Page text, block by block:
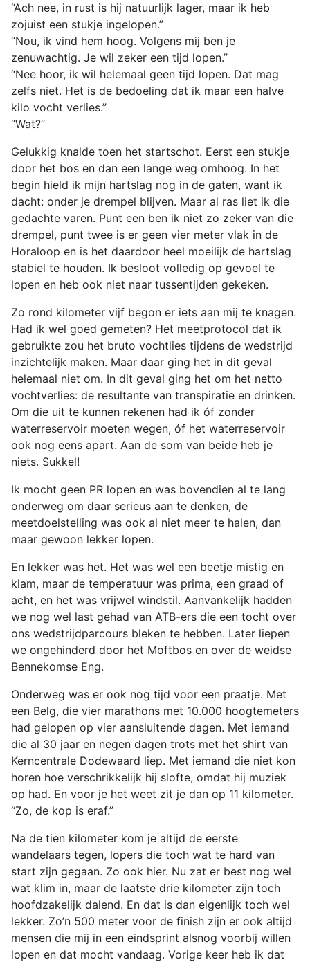
“Ach nee, in rust is hij natuurlijk lager, maar ik heb
zojuist een stukje ingelopen.”
“Nou, ik vind hem hoog. Volgens mij ben je
zenuwachtig. Je wil zeker een tijd lopen.”
“Nee hoor, ik wil helemaal geen tijd lopen. Dat mag
zelfs niet. Het is de bedoeling dat ik maar een halve
kilo vocht verlies.”
“Wat?”
Gelukkig knalde toen het startschot. Eerst een stukje
door het bos en dan een lange weg omhoog. In het
begin hield ik mijn hartslag nog in de gaten, want ik
dacht: onder je drempel blijven. Maar al ras liet ik die
gedachte varen. Punt een ben ik niet zo zeker van die
drempel, punt twee is er geen vier meter vlak in de
Horaloop en is het daardoor heel moeilijk de hartslag
stabiel te houden. Ik besloot volledig op gevoel te
lopen en heb ook niet naar tussentijden gekeken.
Zo rond kilometer vijf begon er iets aan mij te knagen.
Had ik wel goed gemeten? Het meetprotocol dat ik
gebruikte zou het bruto vochtlies tijdens de wedstrijd
inzichtelijk maken. Maar daar ging het in dit geval
helemaal niet om. In dit geval ging het om het netto
vochtverlies: de resultante van transpiratie en drinken.
Om die uit te kunnen rekenen had ik óf zonder
waterreservoir moeten wegen, óf het waterreservoir
ook nog eens apart. Aan de som van beide heb je
niets. Sukkel!
Ik mocht geen PR lopen en was bovendien al te lang
onderweg om daar serieus aan te denken, de
meetdoelstelling was ook al niet meer te halen, dan
maar gewoon lekker lopen.
En lekker was het. Het was wel een beetje mistig en
klam, maar de temperatuur was prima, een graad of
acht, en het was vrijwel windstil. Aanvankelijk hadden
we nog wel last gehad van ATB-ers die een tocht over
ons wedstrijdparcours bleken te hebben. Later liepen
we ongehinderd door het Moftbos en over de weidse
Bennekomse Eng.
Onderweg was er ook nog tijd voor een praatje. Met
een Belg, die vier marathons met 10.000 hoogtemeters
had gelopen op vier aansluitende dagen. Met iemand
die al 30 jaar en negen dagen trots met het shirt van
Kerncentrale Dodewaard liep. Met iemand die niet kon
horen hoe verschrikkelijk hij slofte, omdat hij muziek
op had. En voor je het weet zit je dan op 11 kilometer.
“Zo, de kop is eraf.”
Na de tien kilometer kom je altijd de eerste
wandelaars tegen, lopers die toch wat te hard van
start zijn gegaan. Zo ook hier. Nu zat er best nog wel
wat klim in, maar de laatste drie kilometer zijn toch
hoofdzakelijk dalend. En dat is dan eigenlijk toch wel
lekker. Zo’n 500 meter voor de finish zijn er ook altijd
mensen die mij in een eindsprint alsnog voorbij willen
lopen en dat mocht vandaag. Vorige keer heb ik dat